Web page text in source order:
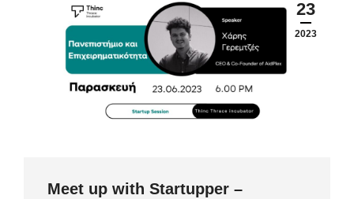
23
2023
Meet up with Startupper –